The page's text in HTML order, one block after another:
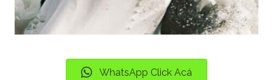
WhatsApp Click Acá